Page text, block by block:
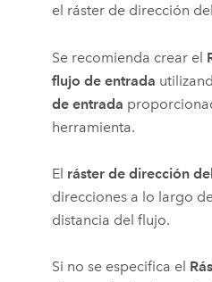
el ráster de dirección
Se recomienda crear el
flujo de entrada
de entrada
herramienta.
El ráster de dirección
direcciones a lo largo
distancia del flujo.
Si no se especifica el